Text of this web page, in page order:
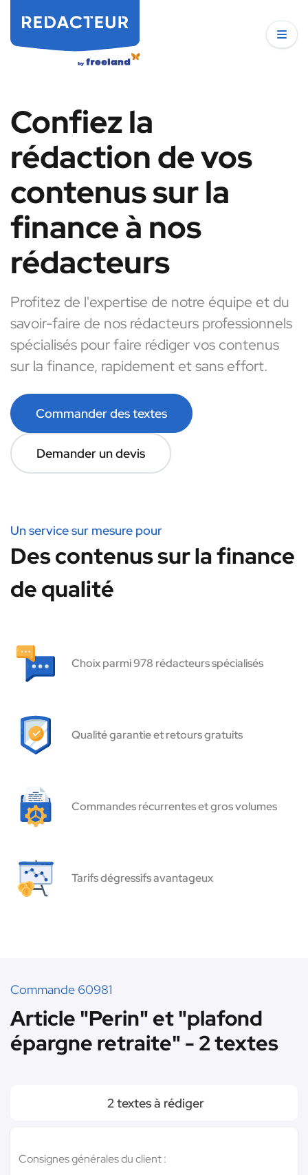
Confiez la
rédaction de vos
contenus sur la
finance à nos
rédacteurs
Profitez de l'expertise de notre équipe et du
savoir-faire de nos rédacteurs professionnels
spécialisés pour faire rédiger vos contenus
sur la finance, rapidement et sans effort.
Commander des textes
Demander un devis
Un service sur mesure pour
Des contenus sur la finance
de qualité
Choix parmi 978 rédacteurs spécialisés
Qualité garantie et retours gratuits
Commandes récurrentes et gros volumes
Tarifs dégressifs avantageux
Commande 60981
Article "Perin" et "plafond
épargne retraite" - 2 textes
2 textes à rédiger
Consignes générales du client :